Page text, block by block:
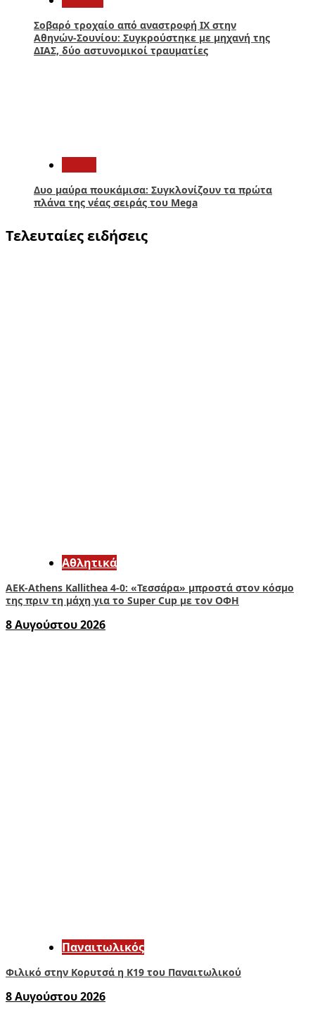
Σοβαρό τροχαίο από αναστροφή ΙΧ στην
Αθηνών-Σουνίου: Συγκρούστηκε με μηχανή της
ΔΙΑΣ, δύο αστυνομικοί τραυματίες
Δυο μαύρα πουκάμισα: Συγκλονίζουν τα πρώτα
πλάνα της νέας σειράς του Mega
Τελευταίες ειδήσεις
Αθλητικά
ΑΕΚ-Athens Kallithea 4-0: «Τεσσάρα» μπροστά στον κόσμο
της πριν τη μάχη για το Super Cup με τον ΟΦΗ
8 Αυγούστου 2026
Παναιτωλικός
Φιλικό στην Κορυτσά η Κ19 του Παναιτωλικού
8 Αυγούστου 2026